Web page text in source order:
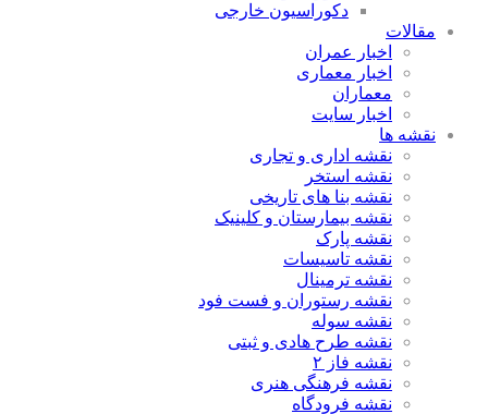
دکوراسیون خارجی
مقالات
اخبار عمران
اخبار معماری
معماران
اخبار سایت
نقشه ها
نقشه اداری و تجاری
نقشه استخر
نقشه بنا های تاریخی
نقشه بیمارستان و کلینیک
نقشه پارک
نقشه تاسیسات
نقشه ترمینال
نقشه رستوران و فست فود
نقشه سوله
نقشه طرح هادی و ثبتی
نقشه فاز ۲
نقشه فرهنگی هنری
نقشه فرودگاه